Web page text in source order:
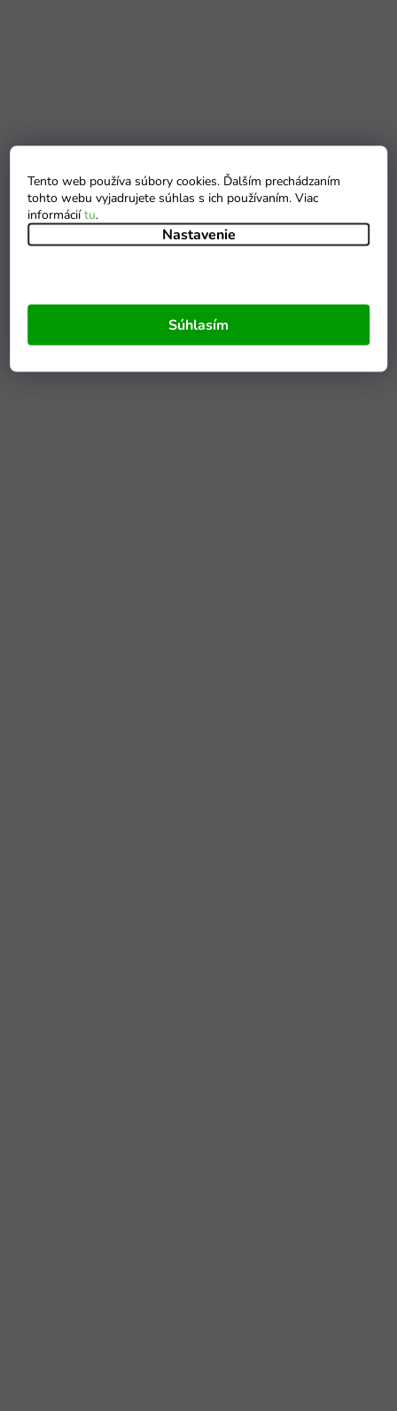
Tento web používa súbory cookies. Ďalším prechádzaním
tohto webu vyjadrujete súhlas s ich používaním. Viac
informáciítu.
Nastavenie
Súhlasím